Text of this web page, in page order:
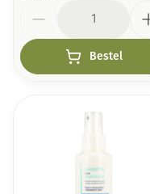
Bestel